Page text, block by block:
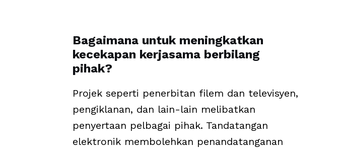
Bagaimana untuk meningkatkan
kecekapan kerjasama berbilang
pihak?
Projek seperti penerbitan filem dan televisyen,
pengiklanan, dan lain-lain melibatkan
penyertaan pelbagai pihak. Tandatangan
elektronik membolehkan penandatanganan